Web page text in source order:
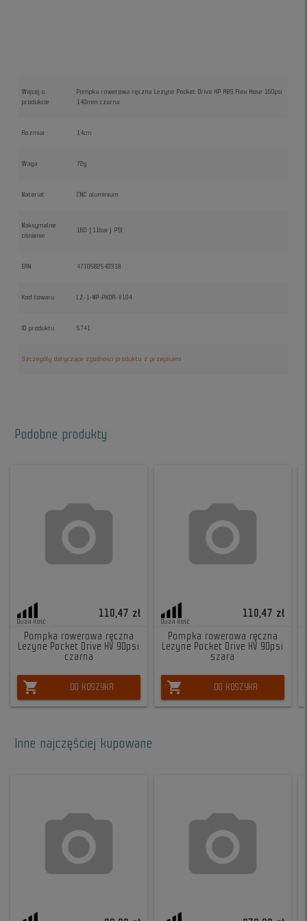
Więcej o
produkcie
Pompka rowerowa ręczna Lezyne Pocket Drive HP ABS Flex Hose 160psi
140mm czarna
Rozmiar 14cm
Waga 72g
Materiał CNC aluminium
Maksymalne
ciśnienie
160 (11bar) PSI
EAN 4710582540318
Kod towaru LZ-1-MP-PKDR-V104
ID produktu 5741
Szczegóły dotyczące zgodności produktu z przepisami
Podobne produkty
Duża ilość
110,47 zł
Pompka rowerowa ręczna
Lezyne Pocket Drive HV 90psi
czarna
shopping_cart DO KOSZYKA
Duża ilość
110,47 zł
Pompka rowerowa ręczna
Lezyne Pocket Drive HV 90psi
szara
shopping_cart DO KOSZYKA
Inne najczęściej kupowane